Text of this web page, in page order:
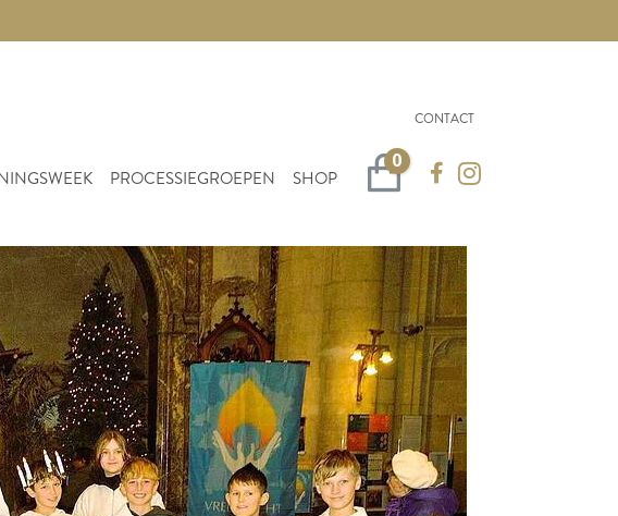
CONTACT
PROCESSIEGROEPEN SHOP Winkelwagen
0